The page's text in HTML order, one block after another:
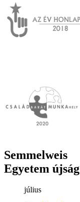
Semmelweis
Egyetem újság
július